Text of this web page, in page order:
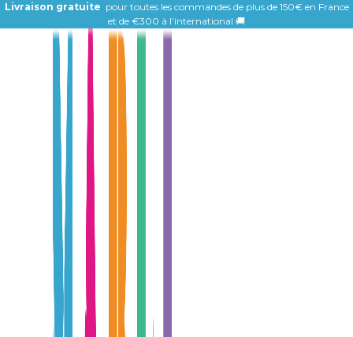
Livraison gratuite pour toutes les commandes de plus de 150€ en France
et de €300 à l’international 🚚